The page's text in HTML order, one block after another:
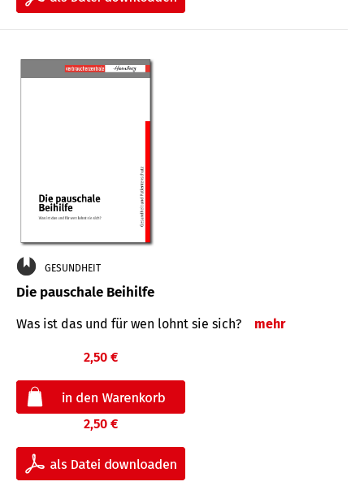
GESUNDHEIT
Die pauschale Beihilfe
Was ist das und für wen lohnt sie sich? mehr
2,50 €
2,50 €